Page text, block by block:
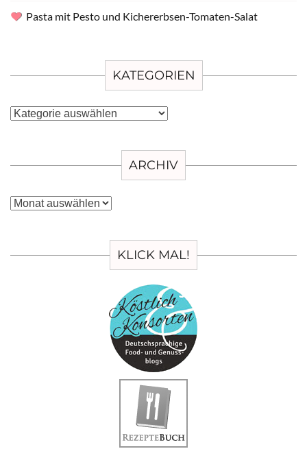
Pasta mit Pesto und Kichererbsen-Tomaten-Salat
KATEGORIEN
Kategorien
ARCHIV
Archiv
KLICK MAL!